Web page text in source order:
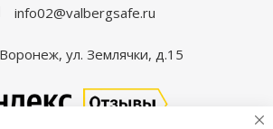
info02@valbergsafe.ru
ул. Землячки, д.15